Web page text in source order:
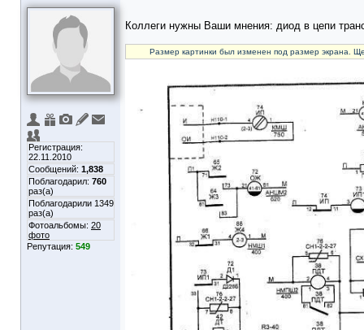
Регистрация:
22.11.2010
Сообщений: 1,838
Поблагодарил: 760
раз(а)
Поблагодарили 1349
раз(а)
Фотоальбомы: 20
фото
Репутация: 549
Коллеги нужны Ваши мнения: диод в цепи
Размер картинки был изменен под размер экрана.